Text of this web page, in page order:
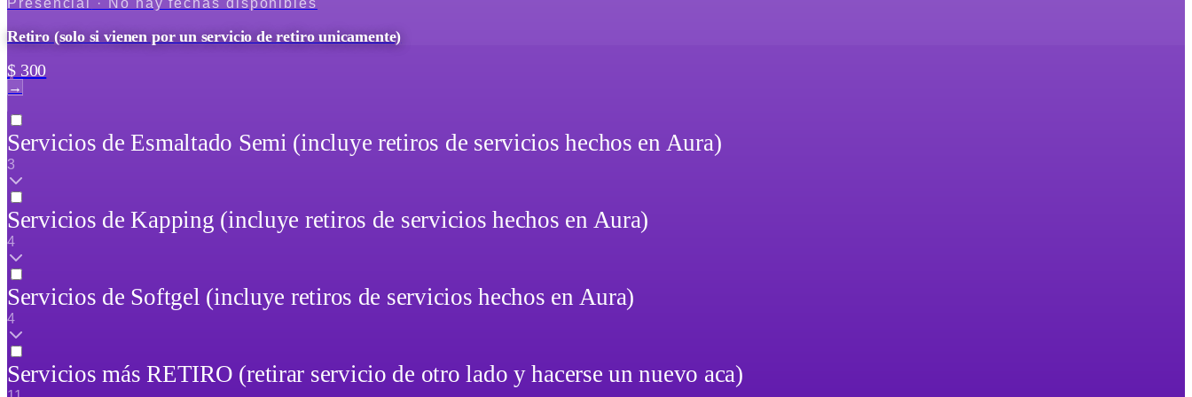
Retiro (solo si vienen por un servicio de retiro unicamente)
$ 300
→
Servicios de Esmaltado Semi (incluye retiros de servicios hechos en Aura)
3
Servicios de Kapping (incluye retiros de servicios hechos en Aura)
4
Servicios de Softgel (incluye retiros de servicios hechos en Aura)
4
Servicios más RETIRO (retirar servicio de otro lado y hacerse un nuevo aca)